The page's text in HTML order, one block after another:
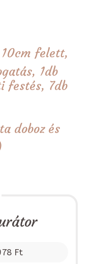
felett,
1db
festés, 7db
doboz és
Ft